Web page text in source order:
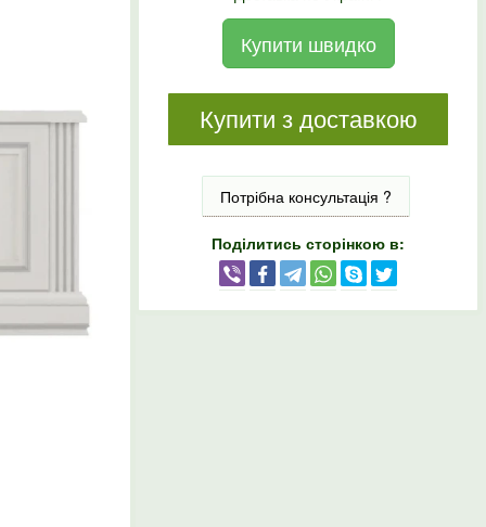
Купити швидко
Купити з доставкою
Потрібна консультація ?
Поділитись сторінкою в: